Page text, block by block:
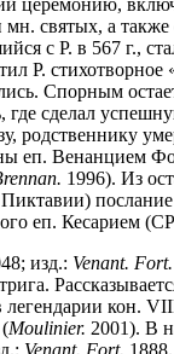
церемонию,
святых, а также
с Р. в 567 г.,
Р.
Спорным
сделал
родственнику
еп. Венанцием
1996). Из
еп. Кесарием
изд.: Venant. Fort.
легендарии кон.
Moulinier. 2001). В